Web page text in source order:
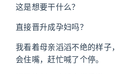
这是想要干什么？
直接晋升成孕妇吗？
我看着母亲滔滔不绝的样子
会住嘴，赶忙喊了个停。